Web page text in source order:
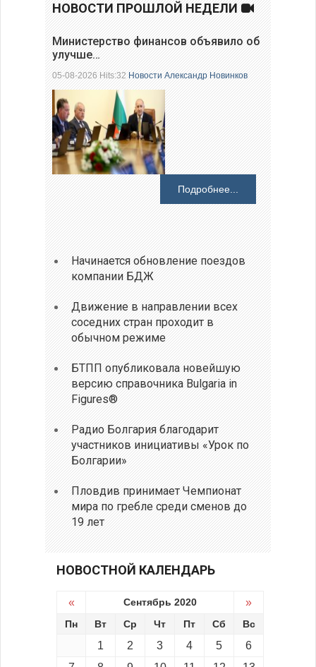
НОВОСТИ ПРОШЛОЙ НЕДЕЛИ
Министерство финансов объявило об
улучше…
05-08-2026 Hits:32Новости Александр Новинков
Подробнее...
Начинается обновление поездов
компании БДЖ
Движение в направлении всех
соседних стран проходит в
обычном режиме
БТПП опубликовала новейшую
версию справочника Bulgaria in
Figures®
Радио Болгария благодарит
участников инициативы «Урок по
Болгарии»
Пловдив принимает Чемпионат
мира по гребле среди сменов до
19 лет
НОВОСТНОЙ КАЛЕНДАРЬ
« Сентябрь 2020 »
Пн Вт Ср Чт Пт Сб Вс
1 2 3 4 5
6